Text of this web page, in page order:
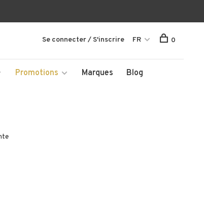
Promotions Marques Blog
Se connecter / S'inscrire FR 0